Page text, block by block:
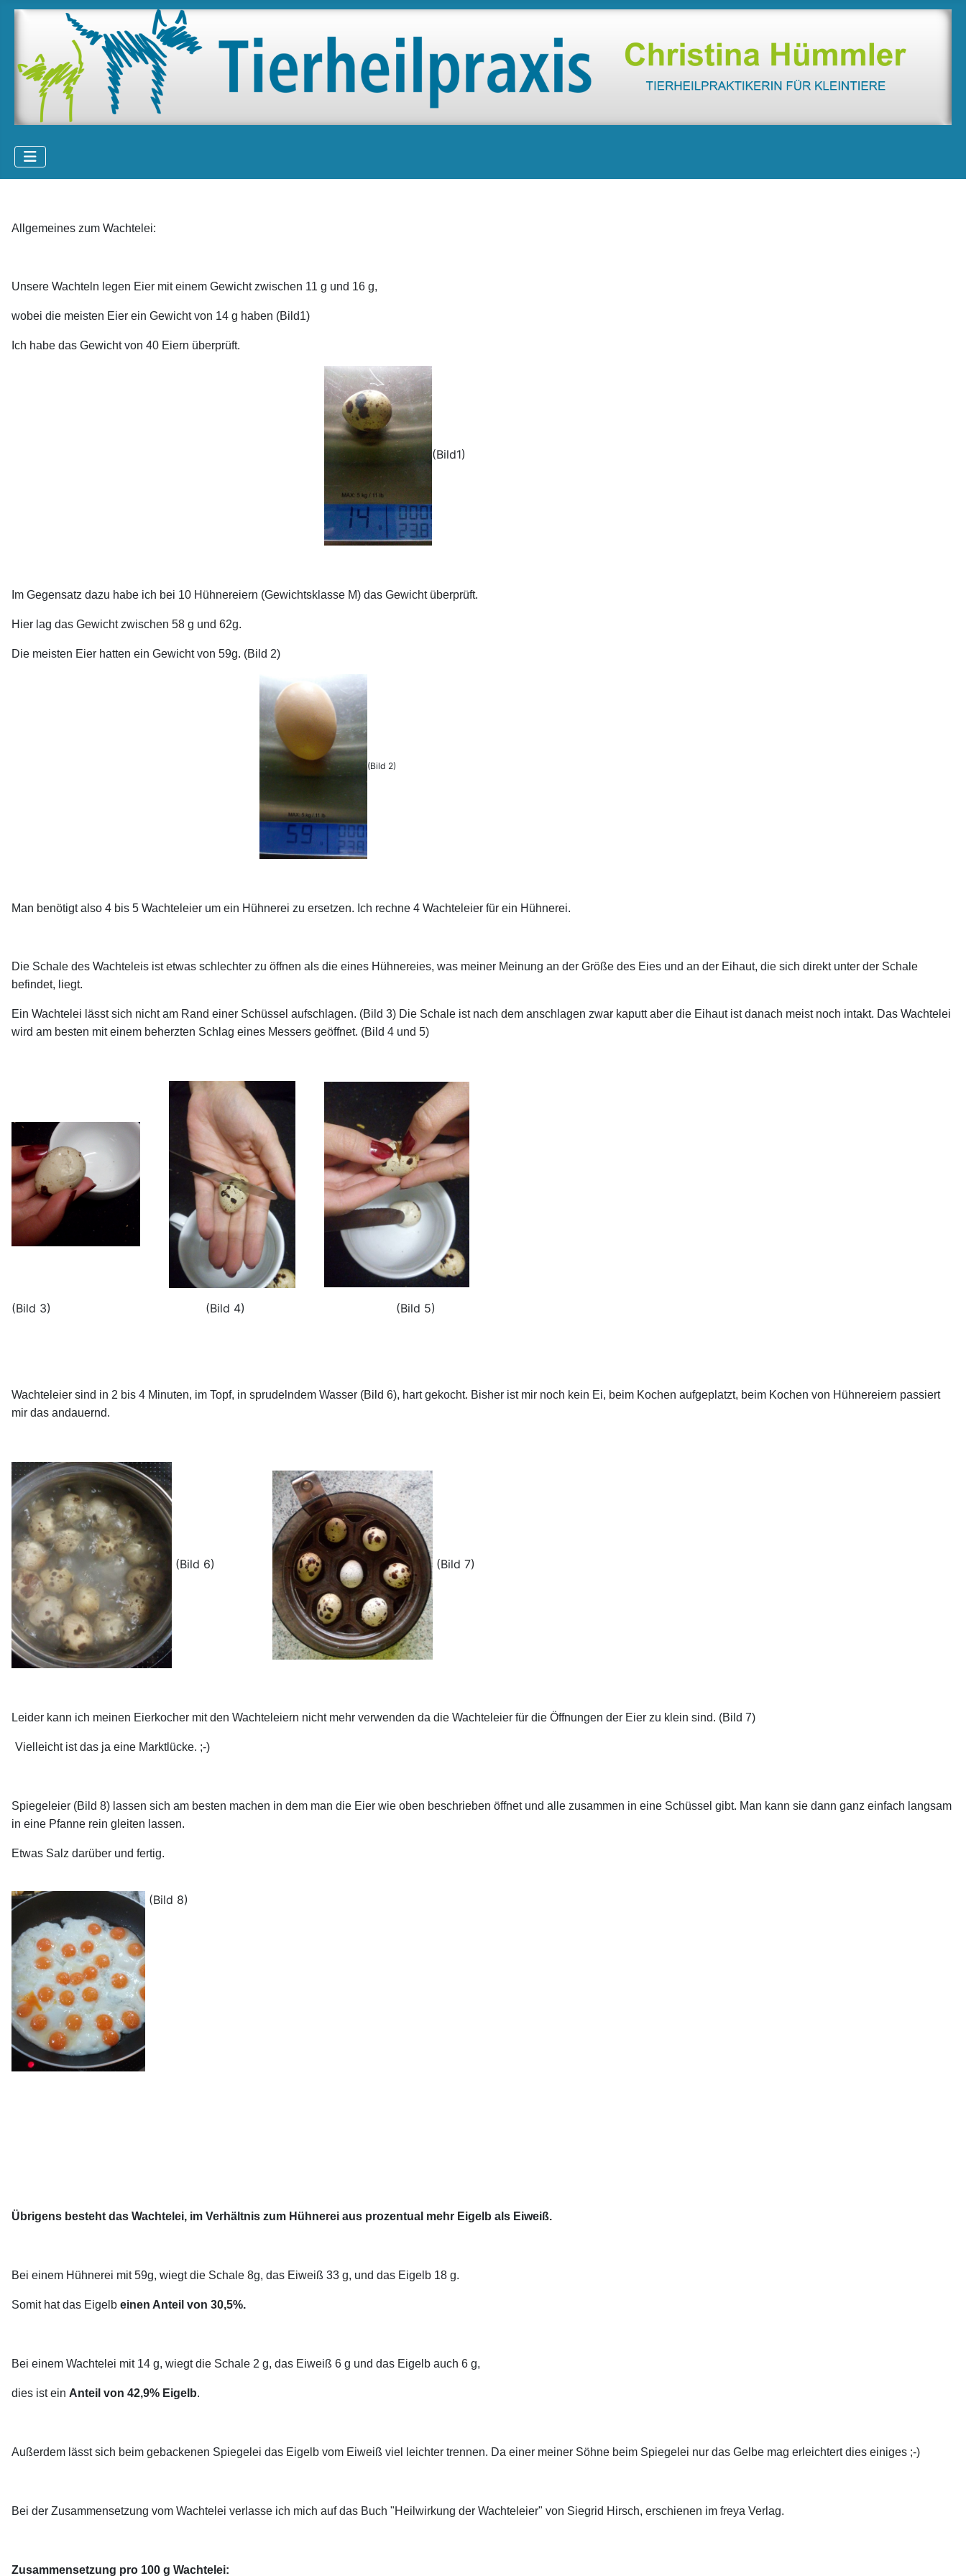
Allgemeines zum Wachtelei:
Unsere Wachteln legen Eier mit einem Gewicht zwischen 11 g und 16 g,
wobei die meisten Eier ein Gewicht von 14 g haben (Bild1)
Ich habe das Gewicht von 40 Eiern überprüft.
(Bild1)
Im Gegensatz dazu habe ich bei 10 Hühnereiern (Gewichtsklasse M) das Gewicht überprüft.
Hier lag das Gewicht zwischen 58 g und 62g.
Die meisten Eier hatten ein Gewicht von 59g. (Bild 2)
(Bild 2)
Man benötigt also 4 bis 5 Wachteleier um ein Hühnerei zu ersetzen. Ich rechne 4 Wachteleier für ein Hühnerei.
Die Schale des Wachteleis ist etwas schlechter zu öffnen als die eines Hühnereies, was meiner Meinung an der Größe des Eies und an der Eihaut, die sich direkt unter der Schale
befindet, liegt.
Ein Wachtelei lässt sich nicht am Rand einer Schüssel aufschlagen. (Bild 3) Die Schale ist nach dem anschlagen zwar kaputt aber die Eihaut ist danach meist noch intakt. Das Wachtelei
wird am besten mit einem beherzten Schlag eines Messers geöffnet. (Bild 4 und 5)
(Bild 3) (Bild 4) (Bild 5)
Wachteleier sind in 2 bis 4 Minuten, im Topf, in sprudelndem Wasser (Bild 6), hart gekocht. Bisher ist mir noch kein Ei, beim Kochen aufgeplatzt, beim Kochen von Hühnereiern passiert
mir das andauernd.
(Bild 6) (Bild 7)
Leider kann ich meinen Eierkocher mit den Wachteleiern nicht mehr verwenden da die Wachteleier für die Öffnungen der Eier zu klein sind. (Bild 7)
Vielleicht ist das ja eine Marktlücke. ;-)
Spiegeleier (Bild 8) lassen sich am besten machen in dem man die Eier wie oben beschrieben öffnet und alle zusammen in eine Schüssel gibt. Man kann sie dann ganz einfach langsam
in eine Pfanne rein gleiten lassen.
Etwas Salz darüber und fertig.
(Bild 8)
Übrigens besteht das Wachtelei, im Verhältnis zum Hühnerei aus prozentual mehr Eigelb als Eiweiß.
Bei einem Hühnerei mit 59g, wiegt die Schale 8g, das Eiweiß 33 g, und das Eigelb 18 g.
Somit hat das Eigelb einen Anteil von 30,5%.
Bei einem Wachtelei mit 14 g, wiegt die Schale 2 g, das Eiweiß 6 g und das Eigelb auch 6 g,
dies ist ein Anteil von 42,9% Eigelb.
Außerdem lässt sich beim gebackenen Spiegelei das Eigelb vom Eiweiß viel leichter trennen. Da einer meiner Söhne beim Spiegelei nur das Gelbe mag erleichtert dies einiges ;-)
Bei der Zusammensetzung vom Wachtelei verlasse ich mich auf das Buch "Heilwirkung der Wachteleier" von Siegrid Hirsch, erschienen im freya Verlag.
Zusammensetzung pro 100 g Wachtelei: